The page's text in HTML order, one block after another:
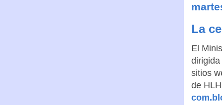
La
El
sitios
de